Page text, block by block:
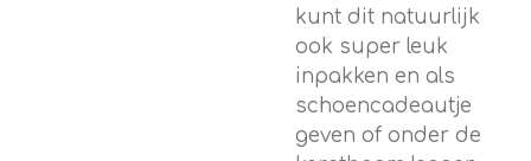
kunt dit natuurlijk
ook super leuk
inpakken en als
schoencadeautje
geven of onder de